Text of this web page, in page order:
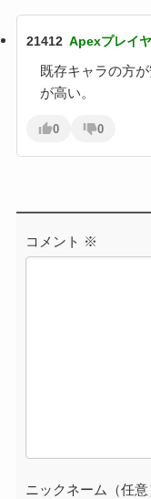
21412 Apexプレイ
既存キャラの方
が高い。
0 0
コメント ※
ニックネーム（任意